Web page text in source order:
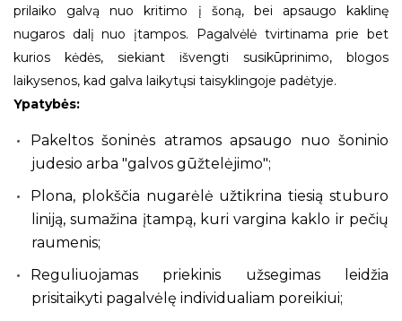
prilaiko galvą nuo kritimo į šoną, bei apsaugo kaklinę
nugaros dalį nuo įtampos. Pagalvėlė tvirtinama prie bet
kurios kėdės, siekiant išvengti susikūprinimo, blogos
laikysenos, kad galva laikytųsi taisyklingoje padėtyje.
Ypatybės:
Pakeltos šoninės atramos apsaugo nuo šoninio
judesio arba "galvos gūžtelėjimo";
Plona, plokščia nugarėlė užtikrina tiesią stuburo
liniją, sumažina įtampą, kuri vargina kaklo ir pečių
raumenis;
Reguliuojamas priekinis užsegimas leidžia
prisitaikyti pagalvėlę individualiam poreikiui;